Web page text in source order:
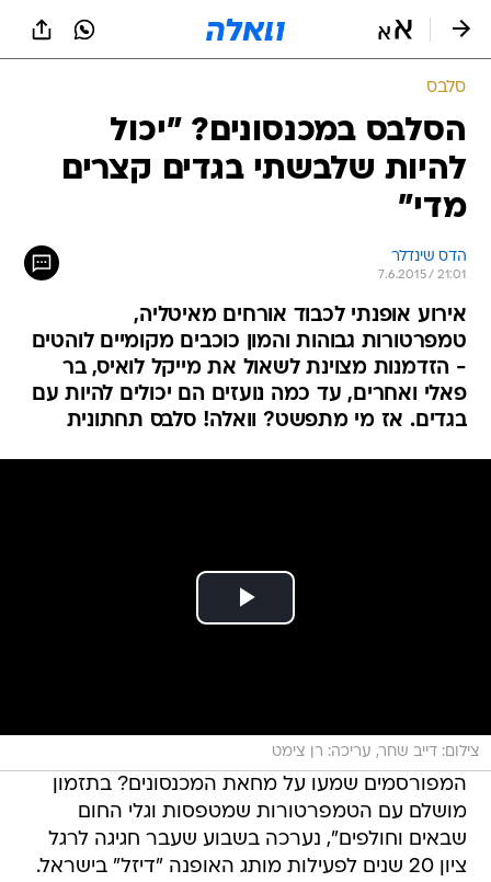
סלבס
הסלבס במכנסונים? "יכול
להיות שלבשתי בגדים קצרים
מדי"
הדס שינדלר
7.6.2015 / 21:01
אירוע אופנתי לכבוד אורחים מאיטליה,
טמפרטורות גבוהות והמון כוכבים מקומיים לוהטים
- הזדמנות מצוינת לשאול את מייקל לואיס, בר
פאלי ואחרים, עד כמה נועזים הם יכולים להיות עם
בגדים. אז מי מתפשט? וואלה! סלבס תחתונית
צילום: דייב שחר, עריכה: רן צימט
המפורסמים שמעו על מחאת המכנסונים? בתזמון
מושלם עם הטמפרטורות שמטפסות וגלי החום
שבאים וחולפים", נערכה בשבוע שעבר חגיגה לרגל
ציון 20 שנים לפעילות מותג האופנה "דיזל" בישראל.